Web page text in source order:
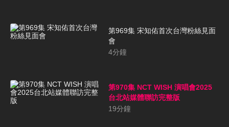
第969集 宋知佑首次台灣粉絲見面
會
4分鐘
第970集 NCT WISH 演唱會2025
台北站媒體聯訪完整版
19分鐘